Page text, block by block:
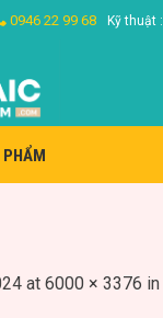
0946 22 99 68 Kỹ thuật :
PHẨM
at 6000 × 3376 in